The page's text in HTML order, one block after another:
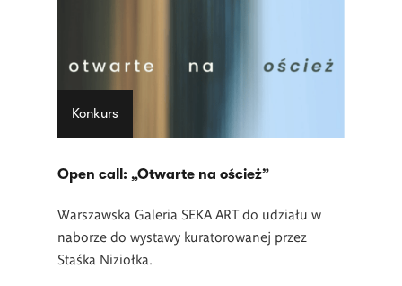
Konkurs
Open call: „Otwarte na oścież”
Warszawska Galeria SEKA ART do udziału w
naborze do wystawy kuratorowanej przez
Staśka Niziołka.